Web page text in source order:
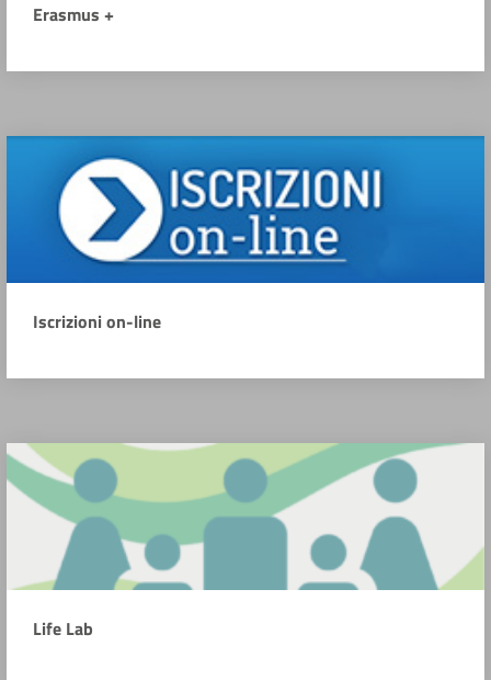
Erasmus +
Iscrizioni on-line
Life Lab